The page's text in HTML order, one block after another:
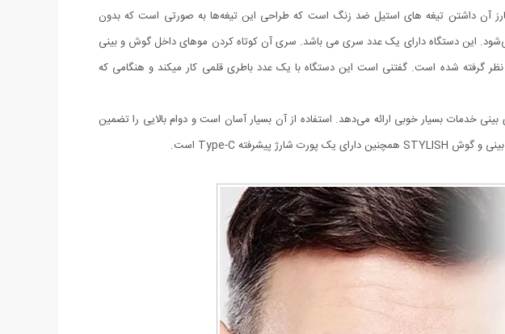
آن داشتن تیغه های استیل ضد زنگ است که طراحی این تیغه‌ها به صورتی است که بدون
این دستگاه دارای یک عدد سری می باشد. سری آن کوتاه کردن موهای داخل گوش و بینی
نظر گرفته شده است. گفتنی است این دستگاه با یک عدد باطری قلمی کار میکند و هنگامی که
بسیار خوبی ارائه می‌دهد. استفاده از آن بسیار آسان است و دوام بالایی را تضمین